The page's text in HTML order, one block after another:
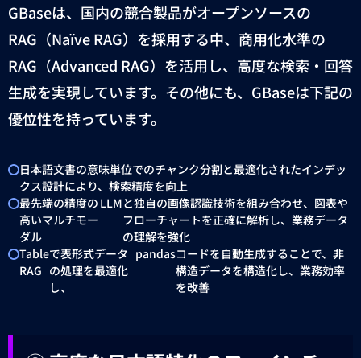
GBaseは、国内の競合製品がオープンソースの
RAG （Naïve RAG）を採用する中、商用化水準の
RAG （Advanced RAG）を活用し、高度な検索・回答
生成を実現しています。その他にも、 GBaseは下記の
優位性を持っています。
日本語文書の意味単位でのチャンク分割と最適化されたインデッ
クス設計により、検索精度を向上
最先端の精度の
高いマルチモー
ダル
LLMと独自の画像認識技術を組み合わせ、図表や
フローチャートを正確に解析し、業務データ
の理解を強化
Table
RAG
で表形式データ
の処理を最適化
し、
pandasコードを自動生成することで、非
構造データを構造化し、業務効率
を改善